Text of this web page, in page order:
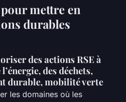
mettre en
durables
des actions RSE à
des déchets,
durable, mobilité verte
les domaines où les